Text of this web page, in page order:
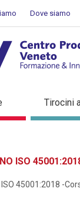
Dove siamo
corso
Tirocini
ISO
ISO 45001:2018 -